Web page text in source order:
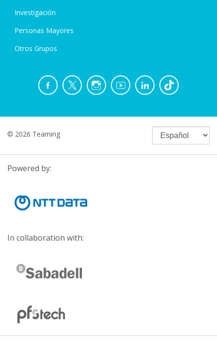
Investigación
Personas Mayores
Otros Grupos
© 2026 Teaming
Powered by:
In collaboration with: